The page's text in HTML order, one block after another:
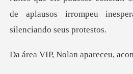
de aplausos irrompeu
n apareceu,